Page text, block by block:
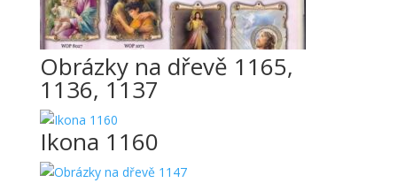
Obrázky na dřevě 1165,
1136, 1137
Ikona 1160